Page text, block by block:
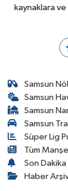
kaynaklara ve
Samsun
Samsun
Samsun
Samsun
Süper Lig
Tüm
Son
Haber